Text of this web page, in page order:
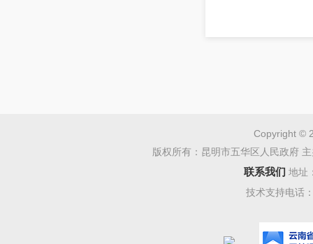
无。
九、
系。
1. 采
Copyright ©
版权所有：昆明市五华区人民政府
联系我们 地址
技术支持电话